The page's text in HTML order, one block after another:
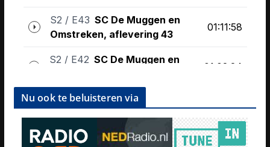
Nu ook te beluisteren via